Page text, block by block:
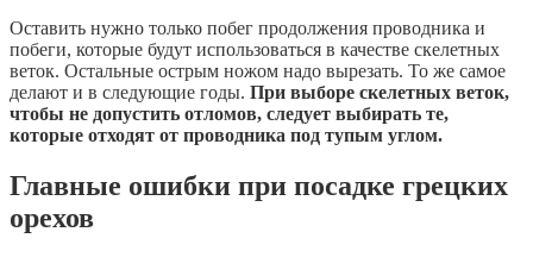
Оставить нужно только побег продолжения проводника и
побеги, которые будут использоваться в качестве скелетных
веток. Остальные острым ножом надо вырезать. То же самое
делают и в следующие годы. При выборе скелетных веток,
чтобы не допустить отломов, следует выбирать те,
которые отходят от проводника под тупым углом.
Главные ошибки при посадке грецких
орехов